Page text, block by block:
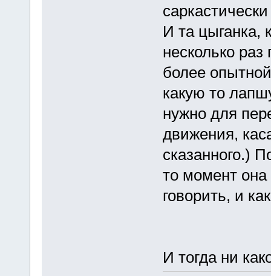
И та цыганка,
несколько
более
какую то
нужно для
движения,
сказанного.)
то момент она
говорить, и
И тогда ни